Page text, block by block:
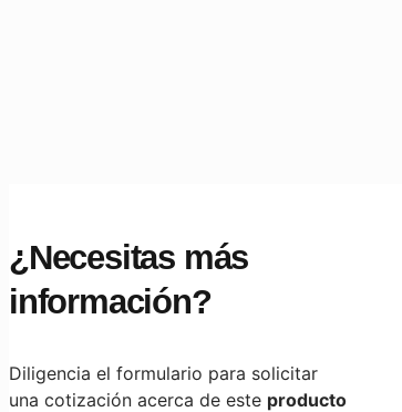
¿Necesitas más
información?
Diligencia el formulario para solicitar
una cotización acerca de este producto